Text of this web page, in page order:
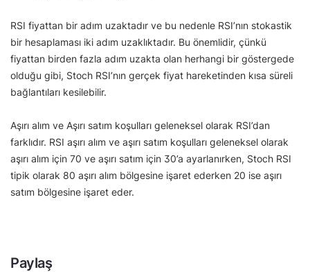
RSI fiyattan bir adım uzaktadır ve bu nedenle RSI’nın stokastik
bir hesaplaması iki adım uzaklıktadır. Bu önemlidir, çünkü
fiyattan birden fazla adım uzakta olan herhangi bir göstergede
olduğu gibi, Stoch RSI’nın gerçek fiyat hareketinden kısa süreli
bağlantıları kesilebilir.
Aşırı alım ve Aşırı satım koşulları geleneksel olarak RSI’dan
farklıdır. RSI aşırı alım ve aşırı satım koşulları geleneksel olarak
aşırı alım için 70 ve aşırı satım için 30’a ayarlanırken, Stoch RSI
tipik olarak 80 aşırı alım bölgesine işaret ederken 20 ise aşırı
satım bölgesine işaret eder.
Paylaş